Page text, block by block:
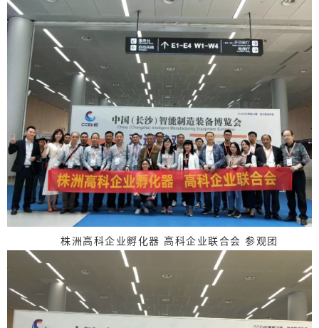
株洲高科企业孵化器 高科企业联合会 参观团